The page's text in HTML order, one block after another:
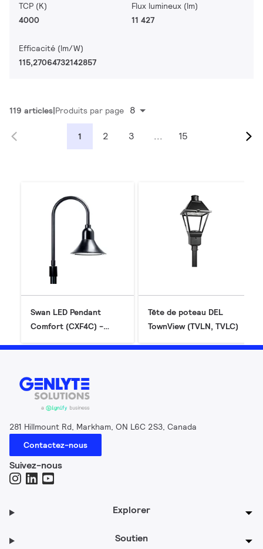
TCP (K)
4000
Flux lumineux (lm)
11 427
Efficacité (lm/W)
115,27064732142857
119 articles Produits par page 8
1 2 3 ... 15
Swan LED Pendant
Comfort (CXF4C) -
Tête de poteau DEL
TownView (TVLN, TVLC)
281 Hillmount Rd, Markham, ON L6C 2S3, Canada
Contactez-nous
Suivez-nous
Explorer
Soutien